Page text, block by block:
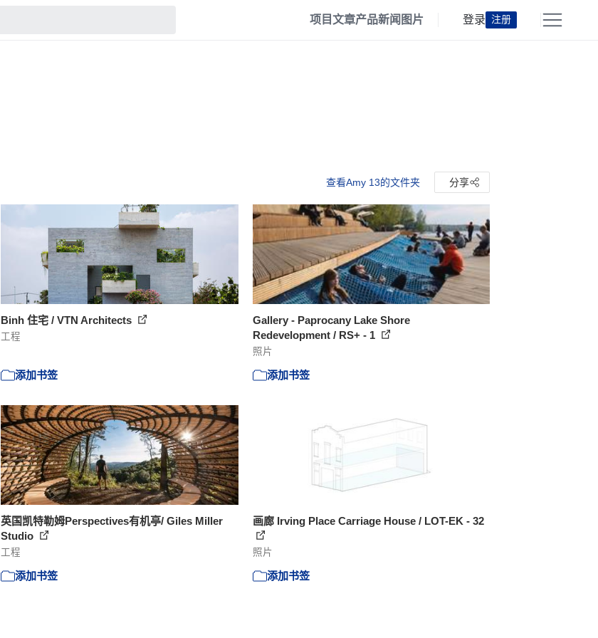
项目文章产品新闻 图片 登录 注册
查看Amy 13的文件夹 分享
Binh 住宅 / VTN Architects
工程
添加书签
Gallery - Paprocany Lake Shore
Redevelopment / RS+ - 1
照片
添加书签
英国凯特勒姆Perspectives有机亭/ Giles Miller
Studio
工程
添加书签
画廊 Irving Place Carriage House / LOT-EK - 32
照片
添加书签